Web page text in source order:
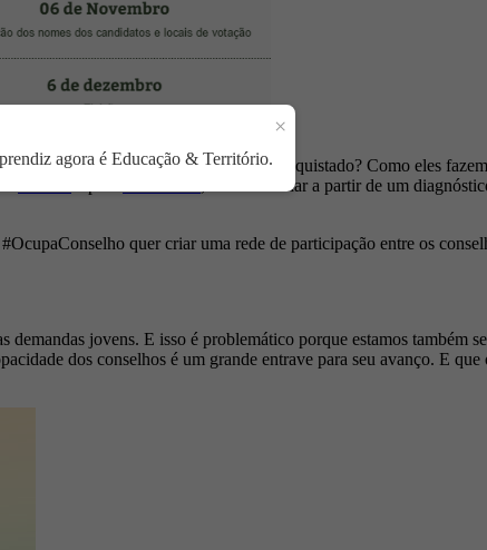
nas diferentes regiões? O que foi conquistado? Como eles
, resolveu atuar a partir de um
quer criar uma rede de participação entre os
jovens. E isso é problemático porque estamos também
dos conselhos é um grande entrave para seu avanço. E
agora é Educação & Território.
×